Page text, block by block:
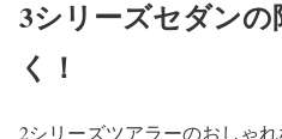
3シリーズセダン
く！
2シリーズツアラーのおしゃれ